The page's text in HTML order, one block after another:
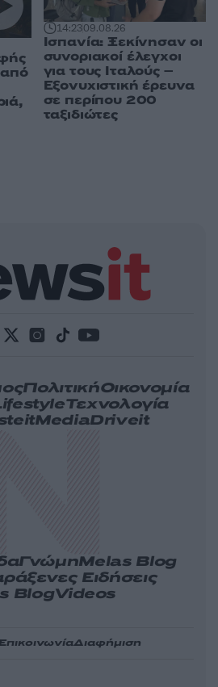
14:2309.08.26
Ισπανία: Ξεκίνησαν οι
συνοριακοί έλεγχοι
για τους Ιταλούς –
Εξονυχιστική έρευνα
σε περίπου 200
ταξιδιώτες
ΠολιτικήΟικονομία
Τεχνολογία
MediaDriveit
ΓνώμηMelas Blog
Ειδήσεις
BlogVideos
Διαφήμιση